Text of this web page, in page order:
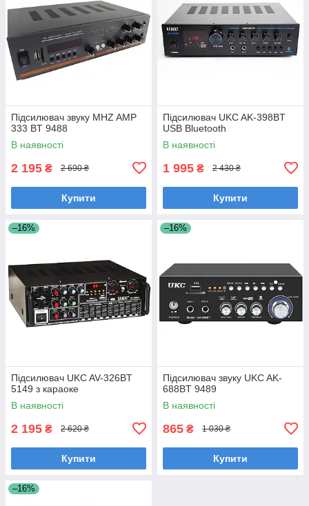
Підсилювач звуку MHZ AMP
333 BT 9488
В наявності
2 195 ₴ 2 690 ₴
Купити
Підсилювач UKC AK-398BT
USB Bluetooth
В наявності
1 995 ₴ 2 430 ₴
Купити
–16%
Підсилювач UKC AV-326BT
5149 з караоке
В наявності
2 195 ₴ 2 620 ₴
Купити
–16%
Підсилювач звуку UKC AK-
688BT 9489
В наявності
865 ₴ 1 030 ₴
Купити
–16%